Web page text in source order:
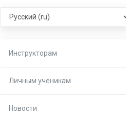
Select language
Инструкторам
Личным ученикам
Новости